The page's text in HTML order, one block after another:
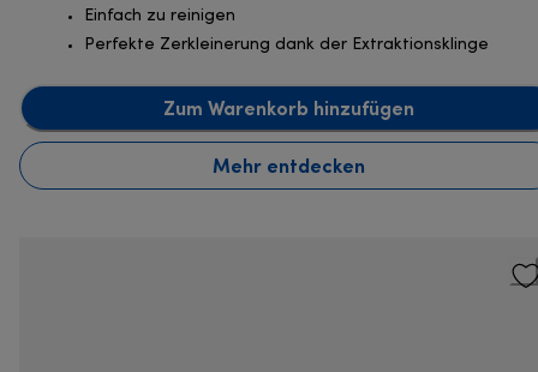
Einfach zu reinigen
Perfekte Zerkleinerung dank der Extraktionsklinge
Zum Warenkorb hinzufügen
Mehr entdecken